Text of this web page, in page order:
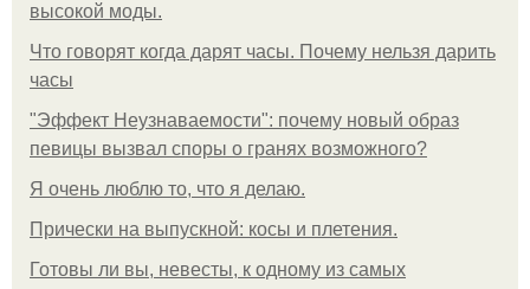
высокой моды.
Что говорят когда дарят часы. Почему нельзя дарить
часы
"Эффект Неузнаваемости": почему новый образ
певицы вызвал споры о гранях возможного?
Я очень люблю то, что я делаю.
Прически на выпускной: косы и плетения.
Готовы ли вы, невесты, к одному из самых